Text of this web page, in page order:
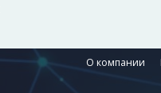
О компании